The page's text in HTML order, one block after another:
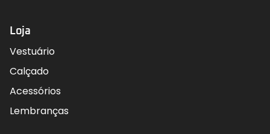
Loja
Vestuário
Calçado
Acessórios
Lembranças